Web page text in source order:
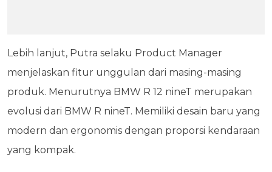
Lebih lanjut, Putra selaku Product Manager
menjelaskan fitur unggulan dari masing-masing
produk. Menurutnya BMW R 12 nineT merupakan
evolusi dari BMW R nineT. Memiliki desain baru yang
modern dan ergonomis dengan proporsi kendaraan
yang kompak.